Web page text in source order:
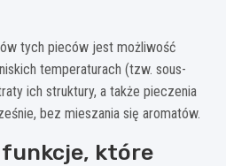
tych pieców jest możliwość
temperaturach (tzw. sous-
ich struktury, a także pieczenia
bez mieszania się aromatów.
które